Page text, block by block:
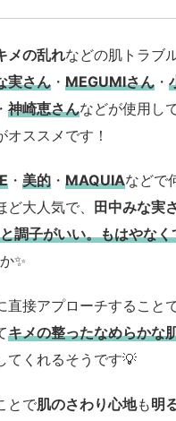
メの乱れなどの肌トラブ
実さん ・ MEGUMIさん ・
・ 神崎恵さんなどが使用し
オススメです！
・ 美的 ・ MAQUIAなどで
ど大人気で、 田中みな実
調子がいい。もはやな
✨
接アプローチすることで
キメの整ったなめらかな
てくれるそうです💡
とで肌のさわり心地も明